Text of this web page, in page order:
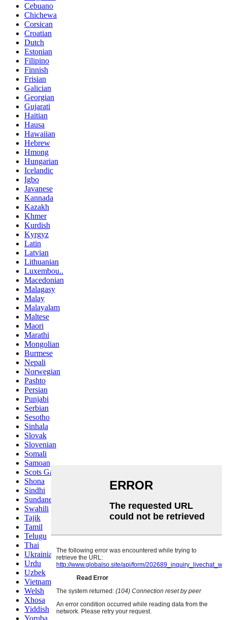
Cebuano
Chichewa
Corsican
Croatian
Dutch
Estonian
Filipino
Finnish
Frisian
Galician
Georgian
Gujarati
Haitian
Hausa
Hawaiian
Hebrew
Hmong
Hungarian
Icelandic
Igbo
Javanese
Kannada
Kazakh
Khmer
Kurdish
Kyrgyz
Latin
Latvian
Lithuanian
Luxembou..
Macedonian
Malagasy
Malay
Malayalam
Maltese
Maori
Marathi
Mongolian
Burmese
Nepali
Norwegian
Pashto
Persian
Punjabi
Serbian
Sesotho
Sinhala
Slovak
Slovenian
Somali
Samoan
Scots Gaelic
Shona
Sindhi
Sundanese
Swahili
Tajik
Tamil
Telugu
Thai
Ukrainian
Urdu
Uzbek
Vietnamese
Welsh
Xhosa
Yiddish
Yoruba